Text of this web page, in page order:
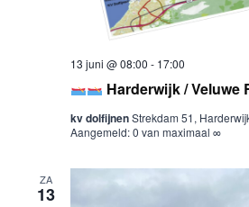
Harderwijk / Veluwe
13 juni @ 08:00 - 17:00
kv dolfijnenStrekdam 51,
Aangemeld: 0 van maximaal ∞
ZA
13